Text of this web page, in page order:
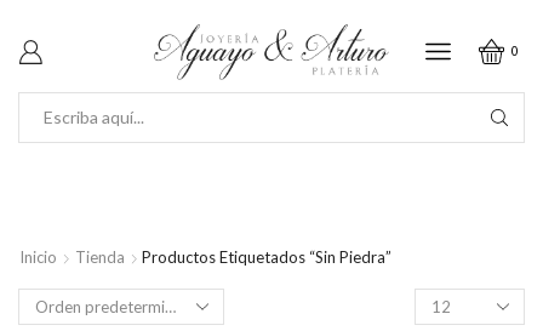
0
Inicio Tienda Productos Etiquetados “Sin Piedra”
Productos
por